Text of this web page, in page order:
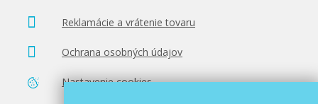
Reklamácie a vrátenie tovaru
Ochrana osobných údajov
Nastavenie cookies